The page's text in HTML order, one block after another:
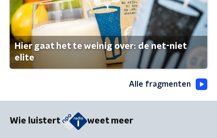
Hier gaat het te weinig over: de net-niet
elite
Alle fragmenten
Wie luistert weet meer